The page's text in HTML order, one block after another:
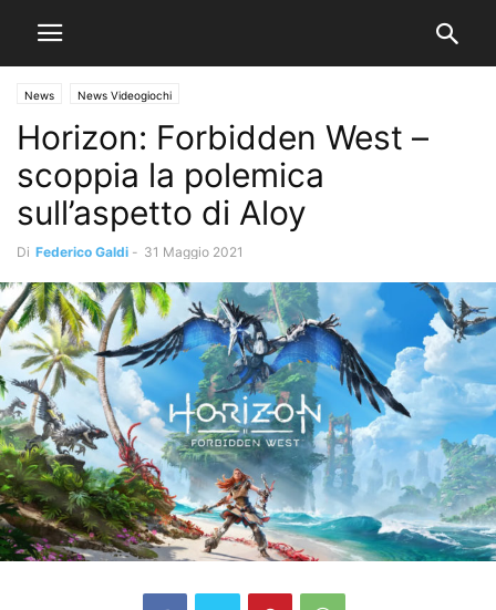
News News Videogiochi
Horizon: Forbidden West –
scoppia la polemica
sull’aspetto di Aloy
Di Federico Galdi - 31 Maggio 2021